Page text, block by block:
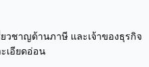
วชาญด้านภาษี และเจ้าของธุรกิจ
เอียดอ่อน